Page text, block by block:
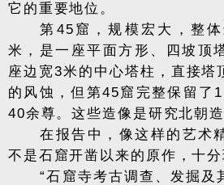
它的重要地位。
第45窟，规模宏大，整
米，是一座平面方形、四坡顶
座边宽3米的中心塔柱，直接塔
的风蚀，但第45窟完整保留了
40余尊。这些造像是研究北朝
在报告中，像这样的艺术
不是石窟开凿以来的原作，十分
“石窟寺考古调查、发掘及